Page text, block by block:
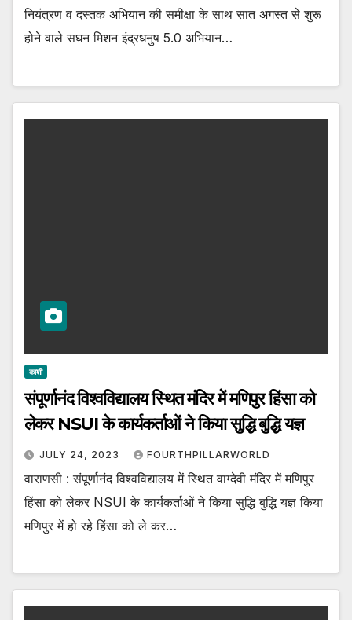
नियंत्रण व दस्तक अभियान की समीक्षा के साथ सात अगस्त से शुरू
होने वाले सघन मिशन इंद्रधनुष 5.0 अभियान…
काशी
संपूर्णानंद विश्वविद्यालय स्थित मंदिर में मणिपुर हिंसा को
लेकर NSUI के कार्यकर्ताओं ने किया सुद्धि बुद्धि यज्ञ
JULY 24, 2023 FOURTHPILLARWORLD
वाराणसी : संपूर्णानंद विश्वविद्यालय में स्थित वाग्देवी मंदिर में मणिपुर
हिंसा को लेकर NSUI के कार्यकर्ताओं ने किया सुद्धि बुद्धि यज्ञ किया
मणिपुर में हो रहे हिंसा को ले कर…